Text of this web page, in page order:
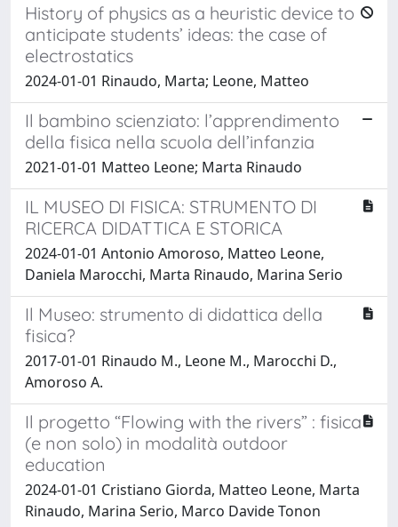
History of physics as a heuristic device to
anticipate students’ ideas: the case of
electrostatics
2024-01-01 Rinaudo, Marta; Leone, Matteo
Il bambino scienziato: l’apprendimento
della fisica nella scuola dell’infanzia
2021-01-01 Matteo Leone; Marta Rinaudo
IL MUSEO DI FISICA: STRUMENTO DI
RICERCA DIDATTICA E STORICA
2024-01-01 Antonio Amoroso, Matteo Leone,
Daniela Marocchi, Marta Rinaudo, Marina Serio
Il Museo: strumento di didattica della
fisica?
2017-01-01 Rinaudo M., Leone M., Marocchi D.,
Amoroso A.
Il progetto “Flowing with the rivers” : fisica
(e non solo) in modalità outdoor
education
2024-01-01 Cristiano Giorda, Matteo Leone, Marta
Rinaudo, Marina Serio, Marco Davide Tonon